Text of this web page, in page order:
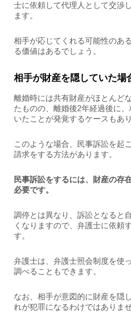
士に依頼して代理人として交渉
ます。
相手が応じてくれる可能性のあ
る価値はあるでしょう。
相手が財産を隠していた場
離婚時には共有財産がほとんど
たものの、離婚後2年経過後に
いたことが発覚するケースもあり
このような場合、民事訴訟を起
請求をする方法があります。
民事訴訟をするには、財産の存
必要です。
調停とは異なり、訴訟となると
くなりますので、弁護士に依頼
す。
弁護士は、弁護士照会制度を使
調べることもできます。
なお、相手が意図的に財産を隠
れが犯罪になるわけではありませ